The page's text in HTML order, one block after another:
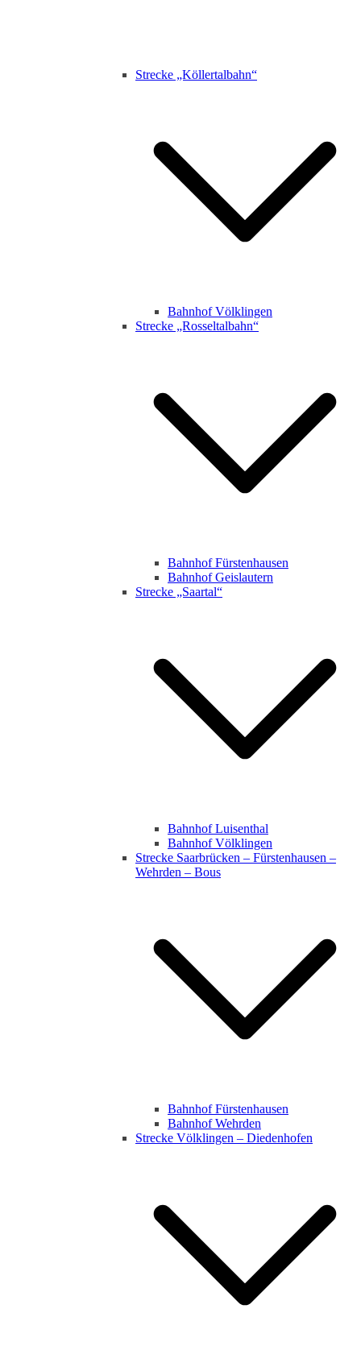
Strecke „Köllertalbahn“
Bahnhof Völklingen
Strecke „Rosseltalbahn“
Bahnhof Fürstenhausen
Bahnhof Geislautern
Strecke „Saartal“
Bahnhof Luisenthal
Bahnhof Völklingen
Strecke Saarbrücken – Fürstenhausen –
Wehrden – Bous
Bahnhof Fürstenhausen
Bahnhof Wehrden
Strecke Völklingen – Diedenhofen